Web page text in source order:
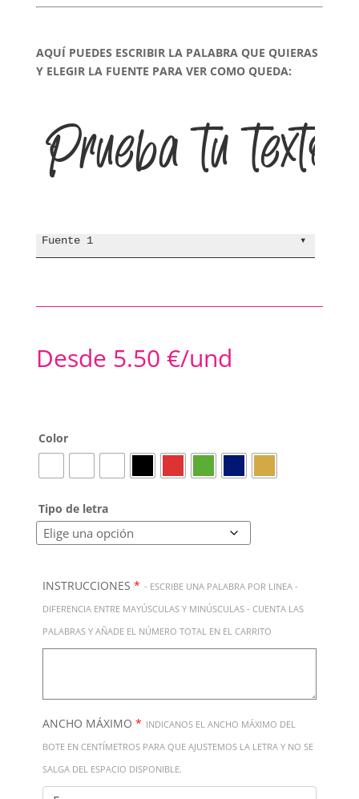
AQUÍ PUEDES ESCRIBIR LA PALABRA QUE QUIERAS
Y ELEGIR LA FUENTE PARA VER COMO QUEDA:
Prueba tu texto
Fuente 1 ▾
Desde 5.50 €/und
Color
Tipo de letra
INSTRUCCIONES * - ESCRIBE UNA PALABRA POR LINEA -
DIFERENCIA ENTRE MAYÚSCULAS Y MINÚSCULAS - CUENTA LAS
PALABRAS Y AÑADE EL NÚMERO TOTAL EN EL CARRITO
ANCHO MÁXIMO * INDICANOS EL ANCHO MÁXIMO DEL
BOTE EN CENTÍMETROS PARA QUE AJUSTEMOS LA LETRA Y NO SE
SALGA DEL ESPACIO DISPONIBLE.